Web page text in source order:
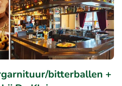
bitterballen +